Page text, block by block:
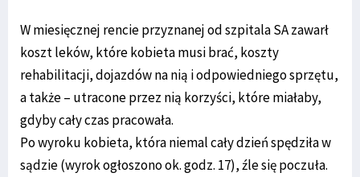
W miesięcznej rencie przyznanej od szpitala SA zawarł
koszt leków, które kobieta musi brać, koszty
rehabilitacji, dojazdów na nią i odpowiedniego sprzętu,
a także – utracone przez nią korzyści, które miałaby,
gdyby cały czas pracowała.
Po wyroku kobieta, która niemal cały dzień spędziła w
sądzie (wyrok ogłoszono ok. godz. 17), źle się poczuła.